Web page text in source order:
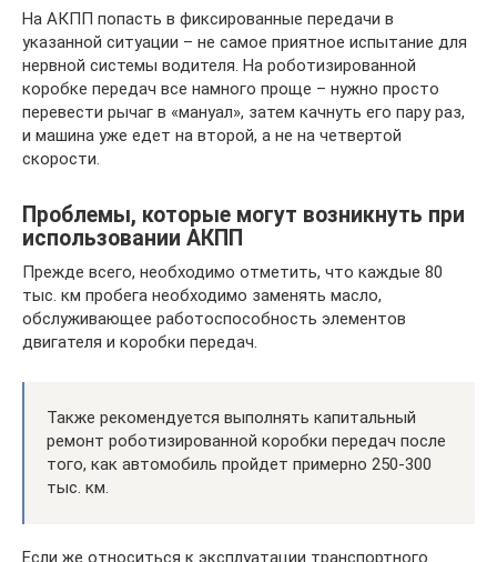
На АКПП попасть в фиксированные передачи в
указанной ситуации – не самое приятное испытание для
нервной системы водителя. На роботизированной
коробке передач все намного проще – нужно просто
перевести рычаг в «мануал», затем качнуть его пару раз,
и машина уже едет на второй, а не на четвертой
скорости.
Проблемы, которые могут возникнуть при
использовании АКПП
Прежде всего, необходимо отметить, что каждые 80
тыс. км пробега необходимо заменять масло,
обслуживающее работоспособность элементов
двигателя и коробки передач.
Также рекомендуется выполнять капитальный
ремонт роботизированной коробки передач после
того, как автомобиль пройдет примерно 250-300
тыс. км.
Если же относиться к эксплуатации транспортного